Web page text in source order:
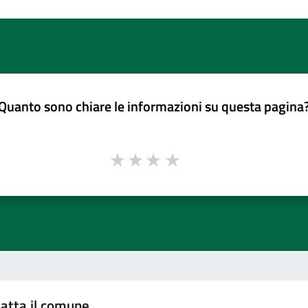
sono chiare le informazioni su questa